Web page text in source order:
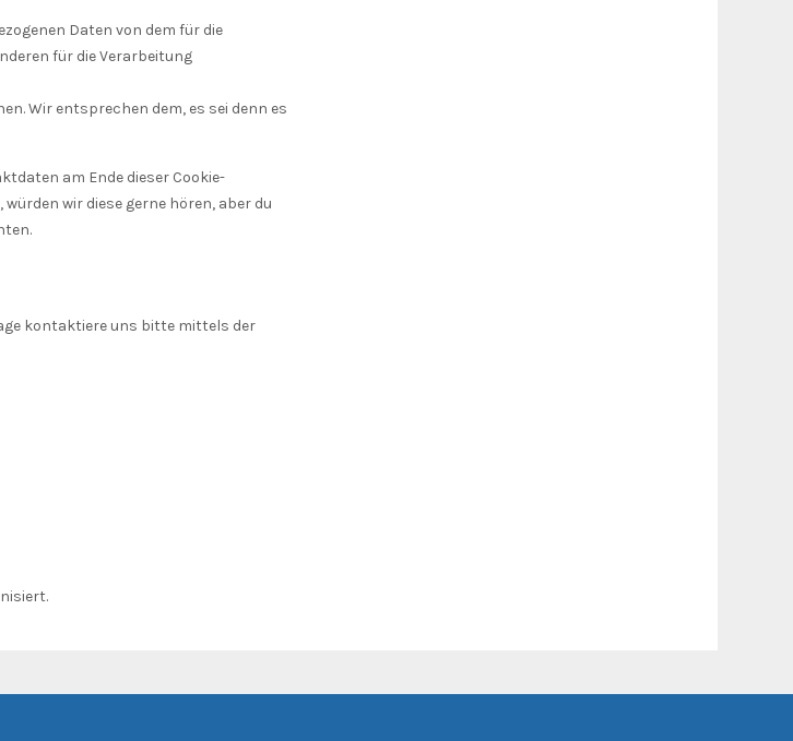
Daten von dem für die
für die Verarbeitung
Wir entsprechen dem, es sei denn es
am Ende dieser Cookie-
wir diese gerne hören, aber du
kontaktiere uns bitte mittels der